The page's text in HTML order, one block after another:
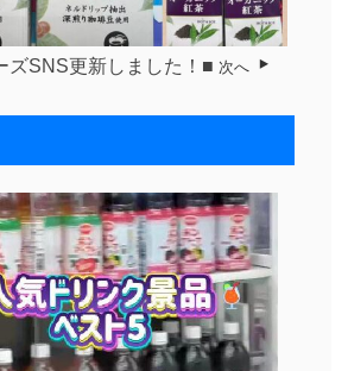
ズSNS更新しました！■ 次へ